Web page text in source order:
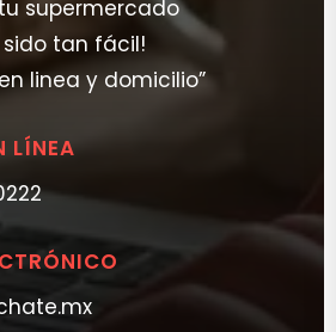
supermercado
tan fácil!
linea y domicilio”
LÍNEA